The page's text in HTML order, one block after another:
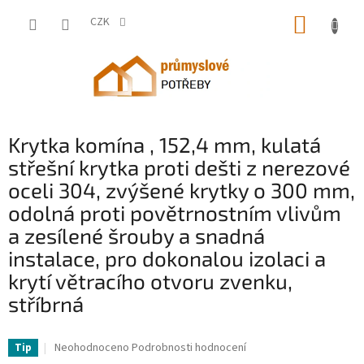
CZK
Krytka komína , 152,4 mm, kulatá
střešní krytka proti dešti z nerezové
oceli 304, zvýšené krytky o 300 mm,
odolná proti povětrnostním vlivům
a zesílené šrouby a snadná
instalace, pro dokonalou izolaci a
krytí větracího otvoru zvenku,
stříbrná
Tip
Průměrné
Neohodnoceno Podrobnosti hodnocení